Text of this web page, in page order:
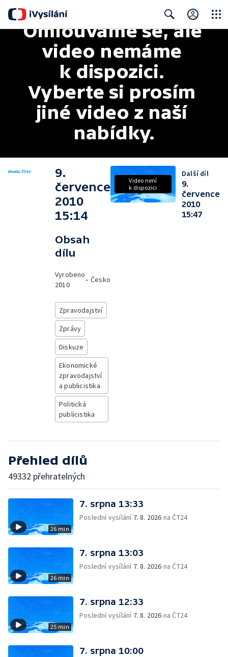
Search
Omlouváme se, ale
video nemáme
k dispozici.
Vyberte si prosím
jiné video z naší
nabídky.
9.
července
2010
15:14
Obsah
dílu
Vyrobeno
2010
• Česko
Zpravodajství
Zprávy
Diskuze
Ekonomické
zpravodajství
a publicistika
Politická
publicistika
Video není
k dispozici
Další díl
9.
července
2010
15:47
Přehled dílů
49332 přehratelných
26 min
7. srpna 13:33
Poslední vysílání 7. 8. 2026 na ČT24
26 min
7. srpna 13:03
Poslední vysílání 7. 8. 2026 na ČT24
25 min
7. srpna 12:33
Poslední vysílání 7. 8. 2026 na ČT24
7. srpna 10:00